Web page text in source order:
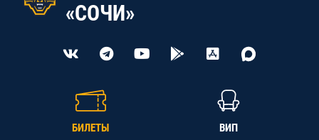
«СОЧИ»
БИЛЕТЫ ВИП